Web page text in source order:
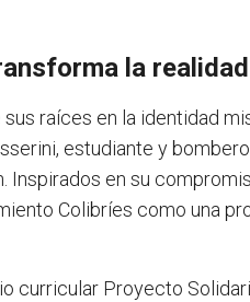
la
raíces en la identidad
estudiante y
Inspirados en su
Colibríes como una
curricular Proyecto